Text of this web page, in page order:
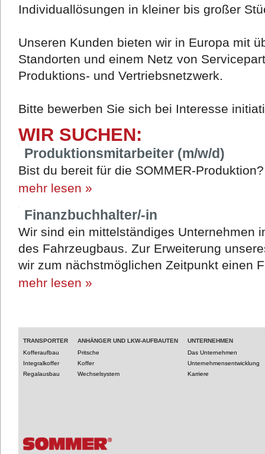
Individuallösungen in kleiner bis großer
Unseren Kunden bieten wir in Europa mit
Standorten und einem Netz von
Produktions- und Vertriebsnetzwerk.
Bitte bewerben Sie sich bei Interesse
WIR SUCHEN:
Produktionsmitarbeiter (m/w/d)
Bist du bereit für die SOMMER-
mehr lesen »
Finanzbuchhalter/-in
Wir sind ein mittelständiges Unternehmen
des Fahrzeugbaus. Zur Erweiterung
wir zum nächstmöglichen Zeitpunkt einen
mehr lesen »
TRANSPORTER
Kofferaufbau
Integralkoffer
Regalausbau
ANHÄNGER UND LKW-AUFBAUTEN
Pritsche
Koffer
Wechselsystem
UNTERNEHMEN
Das Unternehmen
Unternehmensentwicklung
Karriere